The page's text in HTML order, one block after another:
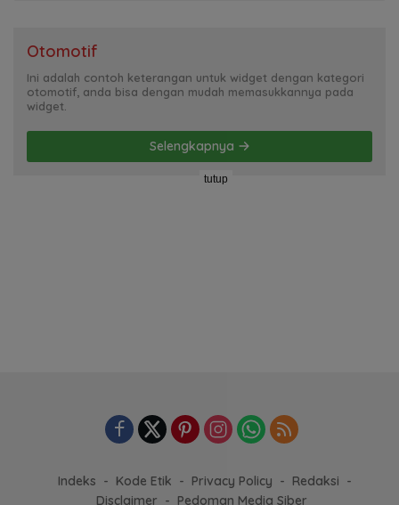
Otomotif
Ini adalah contoh keterangan untuk widget dengan kategori
otomotif, anda bisa dengan mudah memasukkannya pada
widget.
Selengkapnya
Indeks Kode Etik Privacy Policy
Redaksi
Disclaimer
Pedoman Media Siber
tutup